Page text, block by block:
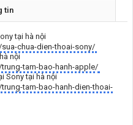
tin
tại hà nội
chua-dien-thoai-sony/
nội
tam-bao-hanh-apple/
Sony tại hà nội
tam-bao-hanh-dien-thoai-